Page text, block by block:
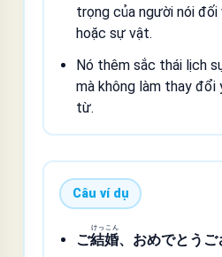
trọng của người nói đối
hoặc sự vật.
Nó thêm sắc thái lịch
mà không làm thay
từ.
Câu ví dụ
ご結
けっ
婚
こん
、おめでとう